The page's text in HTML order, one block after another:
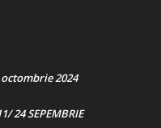
2024
24 SEPEMBRIE